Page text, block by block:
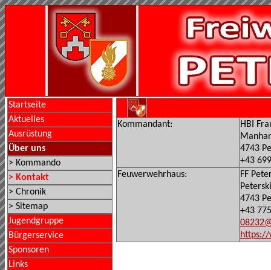
Startseite
Aktuelles
Ausrüstung
Über uns
> Kommando
> Kontakt
> Chronik
> Sitemap
Jugendgruppe
Bürgerservice
Sponsoren
Links
Kommandant:
HBI
4743
+43
Feuwerwehrhaus:
FF
4743
+43
https://